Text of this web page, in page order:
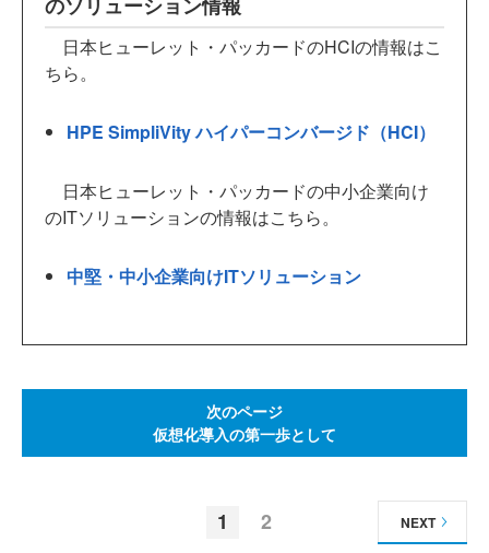
日本ヒューレット・パッカードのHCIの情報はこ
ちら。
HPE SimpliVity ハイパーコンバージド（HCI）
日本ヒューレット・パッカードの中小企業向け
のITソリューションの情報はこちら。
中堅・中小企業向けITソリューション
次のページ
仮想化導入の第一歩として
1 2 NEXT